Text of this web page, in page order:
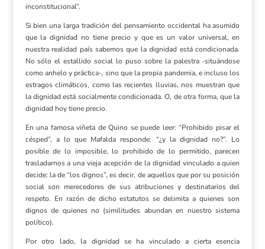
inconstitucional”.
Si bien una larga tradición del pensamiento occidental ha asumido
que la dignidad no tiene precio y que es un valor universal, en
nuestra realidad país sabemos que la dignidad está condicionada.
No sólo el estallido social lo puso sobre la palestra -situándose
como anhelo y práctica-, sino que la propia pandemia, e incluso los
estragos climáticos, como las recientes lluvias, nos muestran que
la dignidad está socialmente condicionada. O, de otra forma, que la
dignidad hoy tiene precio.
En una famosa viñeta de Quino se puede leer: “Prohibido pisar el
césped”, a lo que Mafalda responde: “¿y la dignidad no?”. Lo
posible de lo imposible, lo prohibido de lo permitido, parecen
trasladarnos a una vieja acepción de la dignidad vinculado a quien
decide: la de “los dignos”, es decir, de aquellos que por su posición
social son merecedores de sus atribuciones y destinatarios del
respeto. En razón de dicho estatutos se delimita a quienes son
dignos de quienes no (similitudes abundan en nuestro sistema
político).
Por otro lado, la dignidad se ha vinculado a cierta esencia